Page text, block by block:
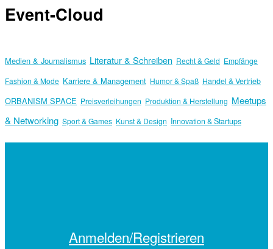
Event-Cloud
Medien & Journalismus Literatur & Schreiben Recht & Geld Empfänge
Fashion & Mode Karriere & Management Humor & Spaß Handel & Vertrieb
ORBANISM SPACE Preisverleihungen Produktion & Herstellung Meetups
& Networking Sport & Games Kunst & Design Innovation & Startups
Anmelden/Registrieren